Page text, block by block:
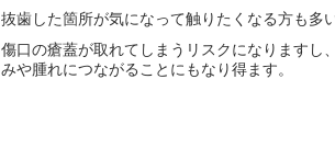
抜歯した箇所が気になって触りたくなる方も多
傷口の瘡蓋が取れてしまうリスクになりますし
みや腫れにつながることにもなり得ます。